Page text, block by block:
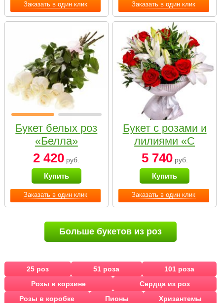
Заказать в один клик Заказать в один клик
Заказать в один клик
Букет белых роз
«Белла»
2 420 руб.
Купить
Заказать в один клик
Букет с розами и
лилиями «С
наилучшими
пожеланиями»
5 740руб.
Купить
Больше букетов из роз
25 роз 51 роза
101 роза
Розы в корзине
Сердца из роз
Розы в коробке
Пионы
Хризантемы